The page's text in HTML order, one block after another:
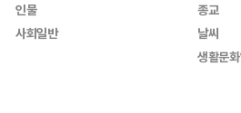
인물
사회일반
종교
날씨
생활문